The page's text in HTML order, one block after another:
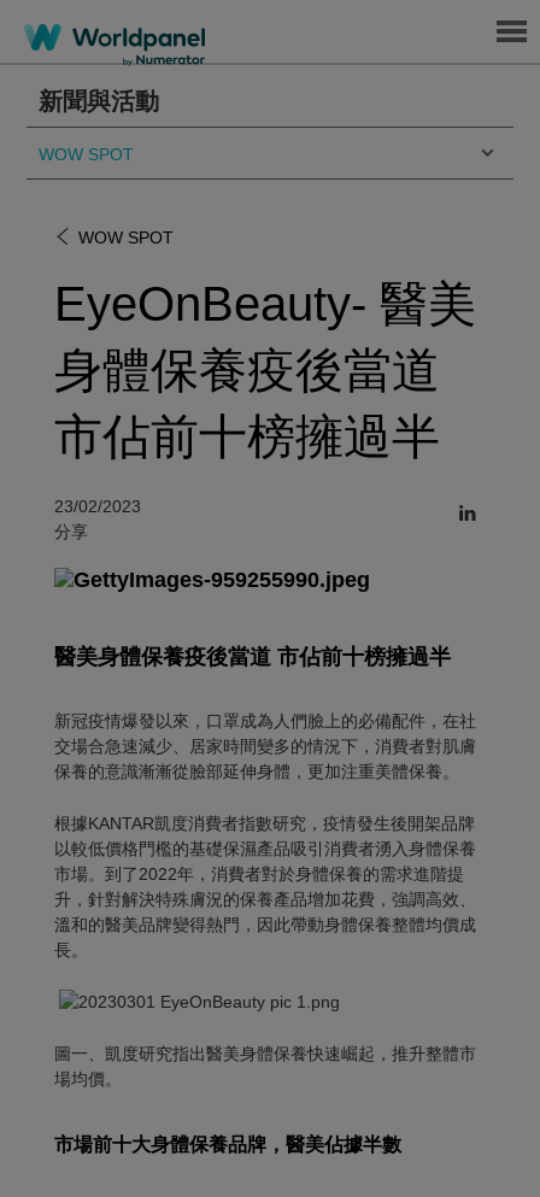
Menu
新聞與活動
WOW SPOT
WOW SPOT
EyeOnBeauty- 醫美
身體保養疫後當道
市佔前十榜擁過半
23/02/2023
分享
醫美身體保養疫後當道 市佔前十榜擁過半
新冠疫情爆發以來，口罩成為人們臉上的必備配件，在社
交場合急速減少、居家時間變多的情況下，消費者對肌膚
保養的意識漸漸從臉部延伸身體，更加注重美體保養。
根據KANTAR凱度消費者指數研究，疫情發生後開架品牌
以較低價格門檻的基礎保濕產品吸引消費者湧入身體保養
市場。到了2022年，消費者對於身體保養的需求進階提
升，針對解決特殊膚況的保養產品增加花費，強調高效、
溫和的醫美品牌變得熱門，因此帶動身體保養整體均價成
長。
圖一、凱度研究指出醫美身體保養快速崛起，推升整體市
場均價。
市場前十大身體保養品牌，醫美佔據半數